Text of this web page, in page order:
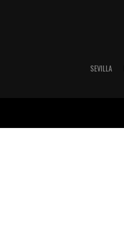
SEVILLA